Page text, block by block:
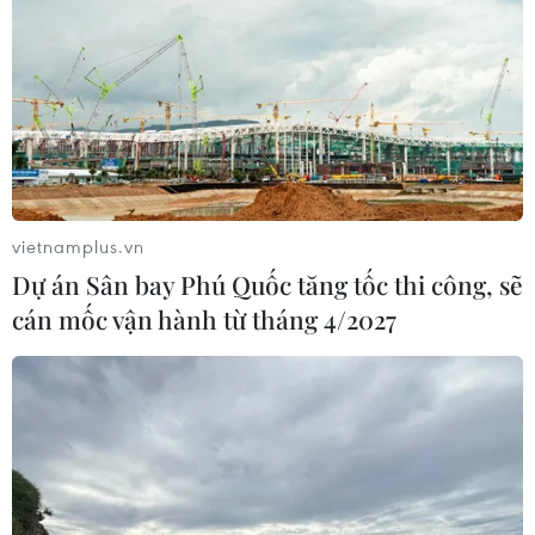
PVN đầu tư xây dựng các bến cảng tại Khu
kinh tế Nghi Sơn
14/07/2016 10:49
Khu dịch vụ Dầu khí tổng hợp do PVN đầu tư có thể đáp
ứng nhu cầu xếp dỡ hàng hóa cho cảng Nghi Sơn, với
vietnamplus.vn
Dự án Sân bay Phú Quốc tăng tốc thi công, sẽ
cán mốc vận hành từ tháng 4/2027